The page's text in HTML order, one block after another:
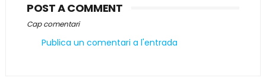
POST A COMMENT
Cap comentari
Publica un comentari a l'entrada